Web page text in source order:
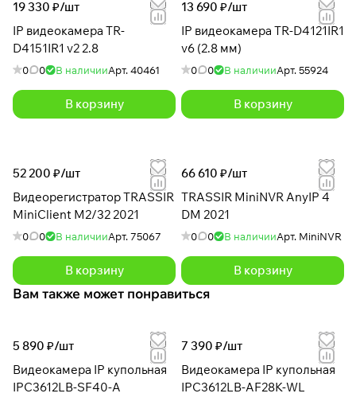
19 330 ₽/шт
IP видеокамера TR-
D4151IR1 v2 2.8
0 0 В наличииАрт.40461
В корзину
13 690 ₽/шт
IP видеокамера TR-D4121IR1
v6 (2.8 мм)
0 0 В наличииАрт.55924
В корзину
52 200 ₽/шт
Видеорегистратор TRASSIR
MiniClient M2/32 2021
0 0 В наличииАрт.75067
В корзину
66 610 ₽/шт
TRASSIR MiniNVR AnyIP 4
DM 2021
0 0 В наличииАрт. MiniNVR
В корзину
Вам также может понравиться
5 890 ₽/шт
Видеокамера IP купольная
IPC3612LB-SF40-A
7 390 ₽/шт
Видеокамера IP купольная
IPC3612LB-AF28K-WL